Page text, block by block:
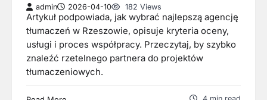
admin 2026-04-10 182 Views
Artykuł podpowiada, jak wybrać najlepszą agencję
tłumaczeń w Rzeszowie, opisuje kryteria oceny,
usługi i proces współpracy. Przeczytaj, by szybko
znaleźć rzetelnego partnera do projektów
tłumaczeniowych.